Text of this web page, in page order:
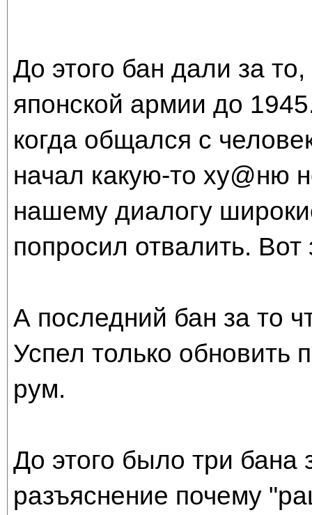
До этого бан дали за
японской армии до
когда общался с
начал какую-то ху@ню
нашему диалогу
попросил отвалить. Вот
А последний бан за то
Успел только обновить
рум.
До этого было три бана
разъяснение почему